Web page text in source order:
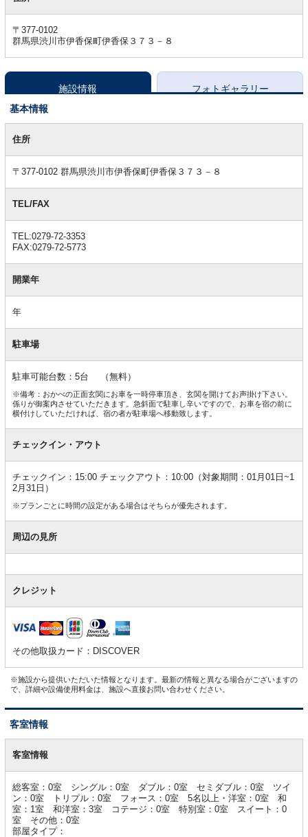
〒377-0102
群馬県渋川市伊香保町伊香保３７３－８
施設情報
フォトギャラリー
基本情報
本住所
〒377-0102 群馬県渋川市伊香保町伊香保３７３－８
TEL/FAX
TEL:0279-72-3353
FAX:0279-72-5773
開業年
年
駐車場
駐車可能台数：5台 （無料）
※備考：おかべの正面玄関にお車を一時停車頂き、玄関を開けてお声掛け下さい。
係りが御案内させていただきます。急斜面で駐車し辛いですので、お車を宿の前に
横付けしていただければ、宿の者が駐車場へ移動致します。
チェックイン・アウト
チェックイン：15:00 チェックアウト：10:00（対象期間：01月01日~1
2月31日）
※プランごとに時間の設定がある場合はそちらが優先されます。
周辺の見所
クレジット
その他取扱カード：DISCOVER
※施設から提供いただいた情報となります。最新の情報と異なる場合がございますの
で、詳細や設備使用料金は、施設へ直接お問い合わせください。
客室情報
室客室情報
総客室：0室 シングル：0室 ダブル：0室 セミダブル：0室 ツイ
ン：0室 トリプル：0室 フォース：0室 5名以上・洋室：0室 和
室：1室 和洋室：3室 コテージ：0室 特別室：0室 スイート：0
室 その他：0室
部屋タイプ：